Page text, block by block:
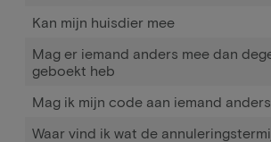
Kan mijn huisdier mee
Mag er iemand anders mee dan
geboekt heb
Mag ik mijn code aan iemand
Waar vind ik wat de